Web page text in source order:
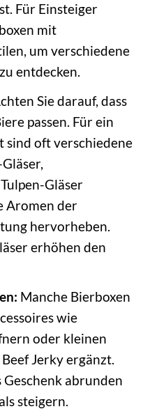
Für Einsteiger
mit
um verschiedene
entdecken.
Sie darauf, dass
passen. Für ein
sind oft verschiedene
Gläser
Aromen der
hervorheben.
erhöhen den
Manche Bierboxen
wie
oder kleinen
Jerky ergänzt.
Geschenk abrunden
steigern.